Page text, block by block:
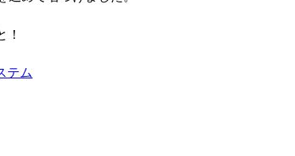
！
テム